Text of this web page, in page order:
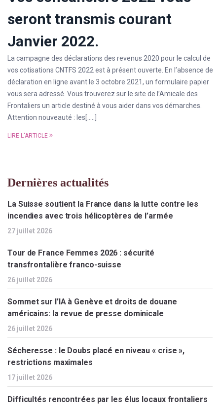
seront transmis courant
Janvier 2022.
La campagne des déclarations des revenus 2020 pour le calcul de
vos cotisations CNTFS 2022 est à présent ouverte. En l’absence de
déclaration en ligne avant le 3 octobre 2021, un formulaire papier
vous sera adressé. Vous trouverez sur le site de l’Amicale des
Frontaliers un article destiné à vous aider dans vos démarches.
Attention nouveauté : les[…..]
LIRE L'ARTICLE
Dernières actualités
La Suisse soutient la France dans la lutte contre les
incendies avec trois hélicoptères de l’armée
27 juillet 2026
Tour de France Femmes 2026 : sécurité
transfrontalière franco-suisse
26 juillet 2026
Sommet sur l’IA à Genève et droits de douane
américains: la revue de presse dominicale
26 juillet 2026
Sécheresse : le Doubs placé en niveau « crise »,
restrictions maximales
17 juillet 2026
Difficultés rencontrées par les élus locaux frontaliers